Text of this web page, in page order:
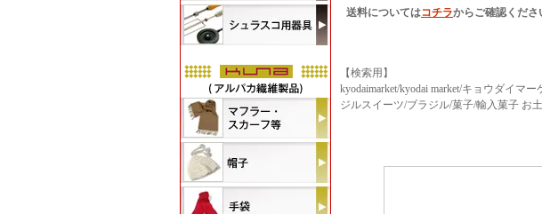
送料についてはコチラからご確認くださ
【検索用】
kyodaimarket/kyodai market/キョウダイマ
ジルスイーツ/ブラジル/菓子/輸入菓子 お